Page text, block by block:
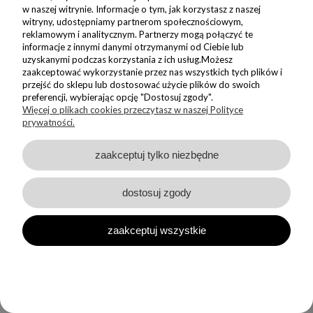
Ponieważ to nie tylko naczynie, ale przede wszystkim codzienna
przypominajka o Twojej wdzięczności. Za każdym razem, gdy mama
sięgnie po poranną kawę czy wieczorny napar z ziół, poczuje ciepło
płynące prosto z Twojego serca.
Nasze propozycje to coś więcej niż zwykłe przedmioty – to
starannie wyselekcjonowana porcelana, która łączy w sobie
trwałość i finezję.
Dlaczego warto wybrać nasz kubek na
Dzień Matki?
Praktyczna elegancja: kubek to prezent, który nie
wyląduje na dnie szuflady. Będzie towarzyszył mamie w
chwilach relaksu, przy ulubionej lekturze czy podczas
rozmów z bliskimi.
Trwałość wspomnień: dzięki wysokiej jakości materiałom i
w naszej witrynie. Informacje o tym, jak korzystasz z naszej
witryny, udostępniamy partnerom społecznościowym,
reklamowym i analitycznym. Partnerzy mogą połączyć te
informacje z innymi danymi otrzymanymi od Ciebie lub
uzyskanymi podczas korzystania z ich usług.Możesz
zaakceptować wykorzystanie przez nas wszystkich tych plików i
przejść do sklepu lub dostosować użycie plików do swoich
preferencji, wybierając opcję "Dostosuj zgody".
Więcej o plikach cookies przeczytasz w naszej Polityce
prywatności.
zaakceptuj tylko niezbędne
dostosuj zgody
zaakceptuj wszystkie